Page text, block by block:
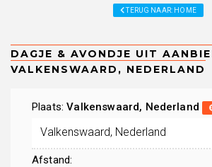
TERUG NAAR: HOME
Plaats:Valkenswaard, Nederland
Afstand: